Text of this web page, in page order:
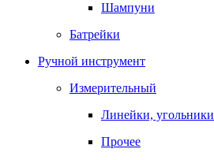
Шампуни
Батрейки
Ручной инструмент
Измерительный
Линейки, угольники
Прочее